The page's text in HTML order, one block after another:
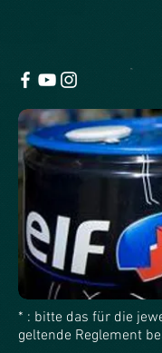
* : bitte das für die
geltende Reglement